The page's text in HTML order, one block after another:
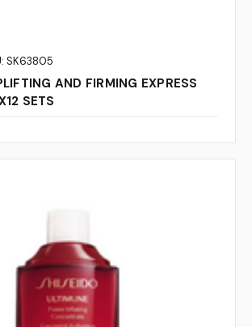
SK63805
AND FIRMING EXPRESS
SETS